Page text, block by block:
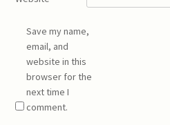
Save my name,
email, and
website in this
browser for the
next time I
comment.